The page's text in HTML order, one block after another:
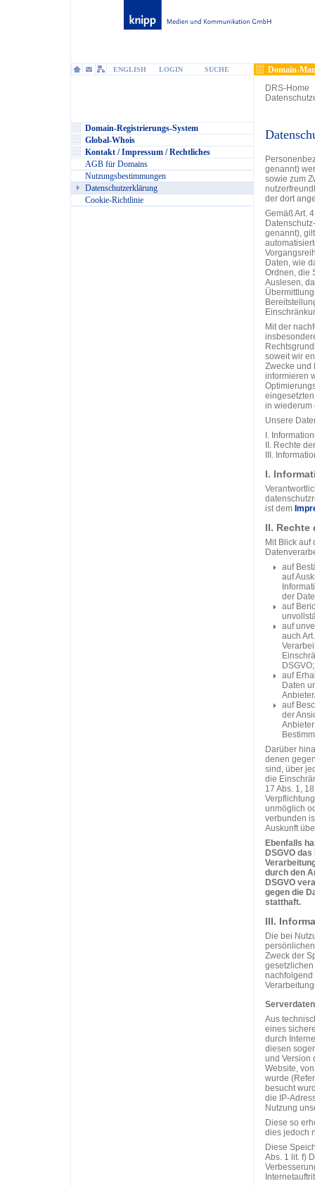
ENGLISH LOGIN SUCHE
Domain-
DRS-Home
Domain-Registrierungs-System
Global-Whois
Kontakt / Impressum / Rechtliches
AGB für Domains
Nutzungsbestimmungen
Datenschutzerklärung
Cookie-Richtlinie
genannt)
sowie zum
der dort
Gemäß Art.
genannt),
Daten, wie
Ordnen, die
Auslesen,
Mit der
soweit wir
Zwecke und
informieren
in wiederum
Unsere
I.
II. Rechte
III.
I.
ist dem
II. Rechte
Mit Blick
auf
auf
der
auf
auf
auch
DSGVO;
auf
Daten
auf
der
Darüber
denen
sind, über
die
17 Abs. 1,
unmöglich
verbunden
Auskunft
Ebenfalls
DSGVO
durch den
DSGVO
gegen die
statthaft.
III.
Die bei
Zweck der
nachfolgend
Serverdaten
Aus
eines
durch
diesen
und Version
Website,
wurde
besucht
die IP-
Nutzung
Diese so
dies jedoch
Diese
Abs. 1 lit. f)